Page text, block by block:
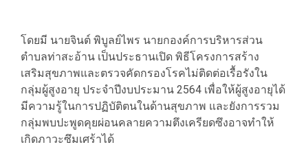
โดยมี นายจินต์ พิบูลย์ไพร นายกองค์การบริหารส่วน
ตำบลท่าสะอ้าน เป็นประธานเปิด พิธีโครงการสร้าง
เสริมสุขภาพและตรวจคัดกรองโรคไม่ติดต่อเรื้อรังใน
กลุ่มผู้สูงอายุ ประจำปีงบประมาน 2564 เพื่อให้ผู้สูงอายุได้
มีความรู้ในการปฏิบัติตนในด้านสุขภาพ และยังการรวม
กลุ่มพบปะพูดคุยผ่อนคลายความตึงเครียดซึงอาจทำให้
เกิดภาวะซึมเศร้าได้